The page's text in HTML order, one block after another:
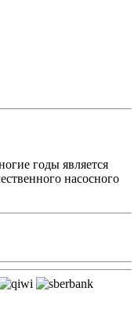
годы является
насосного